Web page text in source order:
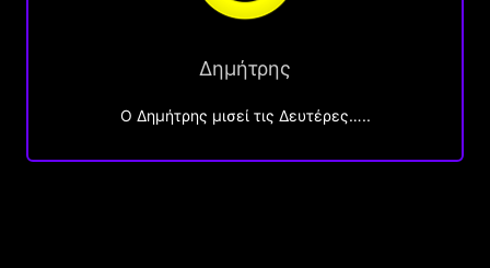
Δημήτρης
O Δημήτρης μισεί τις Δευτέρες…..